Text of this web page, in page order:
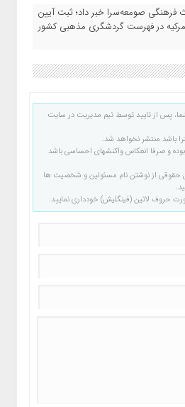
فرهنگی صومعه‌سرا خبر داد؛ ثبت آیین
در فهرست گردشگری مذهبی کشور
پس از تایید توسط تیم مدیریت در سایت
باشد منتشر نخواهد شد.
بوده و صرفا انعکاس واکنشهای احساسی باشد
حقوقی از نوشتن نام مسئولین و شخصیت ها
حروف لاتین (فینگلیش) خودداری نمایید.